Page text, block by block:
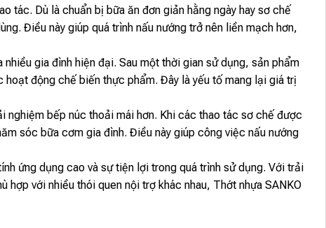
tác. Dù là chuẩn bị bữa ăn đơn giản hằng ngày hay sơ chế
Điều này giúp quá trình nấu nướng trở nên liền mạch hơn,
gia đình hiện đại. Sau một thời gian sử dụng, sản phẩm
động chế biến thực phẩm. Đây là yếu tố mang lại giá trị
nghiệm bếp núc thoải mái hơn. Khi các thao tác sơ chế được
sóc bữa cơm gia đình. Điều này giúp công việc nấu nướng
ứng dụng cao và sự tiện lợi trong quá trình sử dụng. Với trải
với nhiều thói quen nội trợ khác nhau, Thớt nhựa SANKO